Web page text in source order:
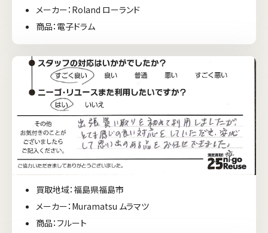
メーカー：Roland ローランド
商品：電子ドラム
買取地域：福島県福島市
メーカー：Muramatsu ムラマツ
商品：フルート